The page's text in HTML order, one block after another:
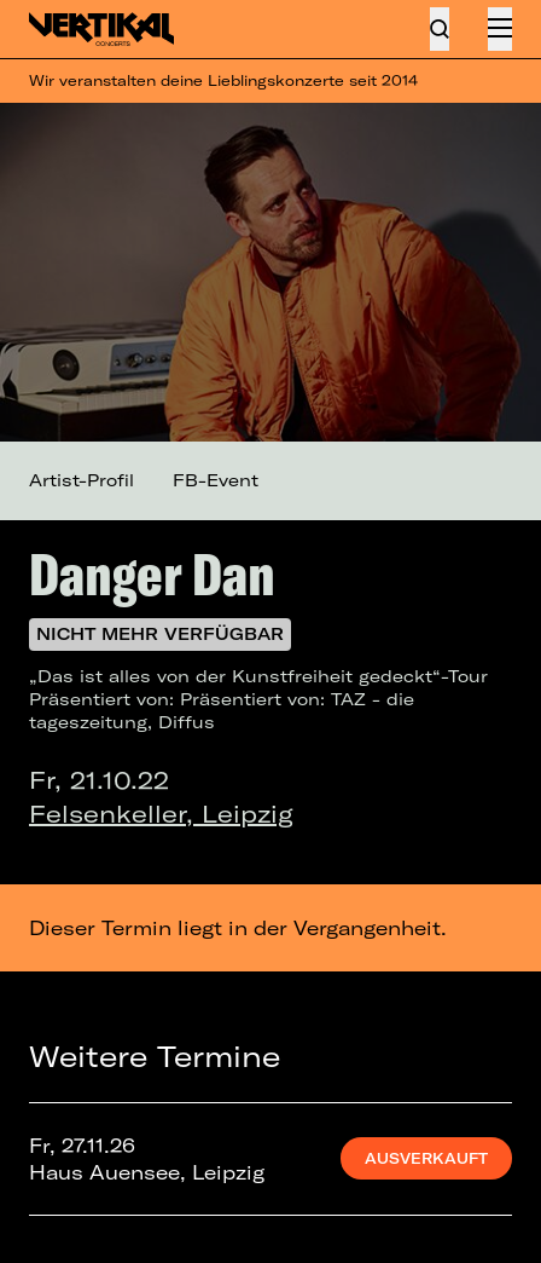
Wir veranstalten deine Lieblingskonzerte seit 2014
Danger Dan
NICHT MEHR VERFÜGBAR
„Das ist alles von der Kunstfreiheit gedeckt“-Tour
Präsentiert von: Präsentiert von: TAZ - die
tageszeitung, Diffus
Fr, 21.10.22
Felsenkeller, Leipzig
Artist-Profil FB-Event
Dieser Termin liegt in der Vergangenheit.
Weitere Termine
Fr, 27.11.26
Haus Auensee, Leipzig
AUSVERKAUFT